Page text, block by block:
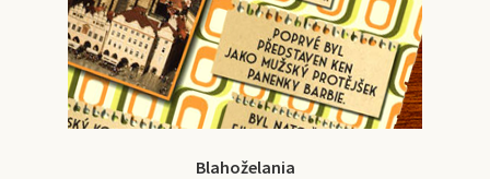
Blahoželania